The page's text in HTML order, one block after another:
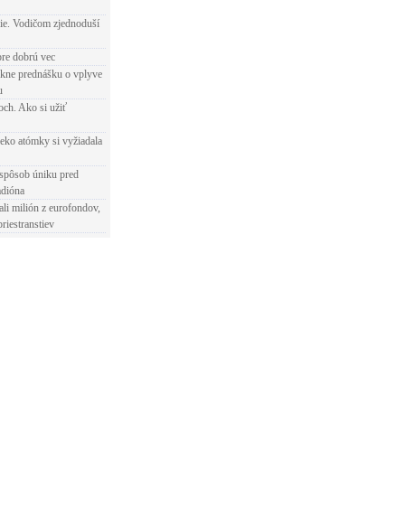
Vodičom zjednoduší
dobrú vec
prednášku o vplyve
Ako si užiť
atómky si vyžiadala
úniku pred
milión z eurofondov,